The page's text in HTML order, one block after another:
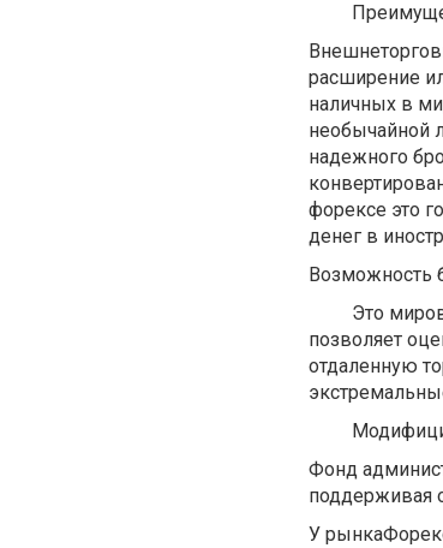
расширение
наличных в
необычайной
надежного
форексе это
денег в
Возможность
Это
позволяет
отдаленную
Фонд
поддерживая
У